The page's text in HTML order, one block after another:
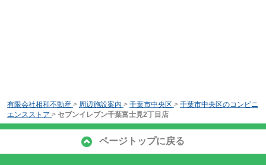
有限会社相和不動産 > 周辺施設案内 > 千葉市中央区 > 千葉市中央区のコンビニ
エンスストア > セブンイレブン千葉富士見2丁目店
ページトップに戻る